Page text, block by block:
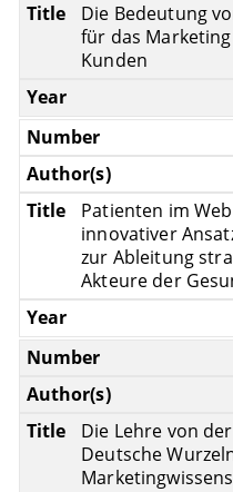
Die Bedeutung
für das
Kunden
Patienten im
innovativer
zur Ableitung
Akteure der
Die Lehre von
Deutsche